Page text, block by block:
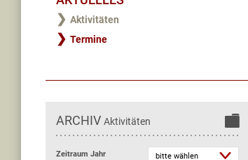
Aktivitäten
Termine
ARCHIV Aktivitäten
Zeitraum Jahr